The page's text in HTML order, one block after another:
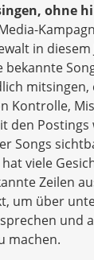
ohne
in
bekannte
Kontrolle,
den
Songs
viele
Zeilen
um über
und
machen.